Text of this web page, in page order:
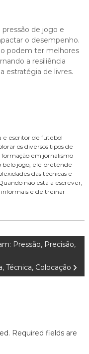
de jogo e
o desempenho.
podem ter melhores
a resiliência
estratégia de livres.
e escritor de futebol
os diversos tipos de
em jornalismo
jogo, ele pretende
das técnicas e
não está a escrever,
informais e de treinar
Pressão, Precisão,
Técnica, Colocação
Required fields are